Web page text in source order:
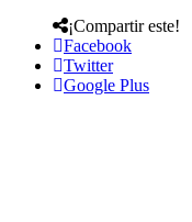
¡Compartir este!
Facebook
Twitter
Google Plus